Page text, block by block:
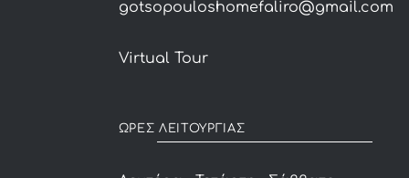
gotsopouloshomefaliro@gmail.com
Virtual Tour
ΩΡΕΣ ΛΕΙΤΟΥΡΓΙΑΣ